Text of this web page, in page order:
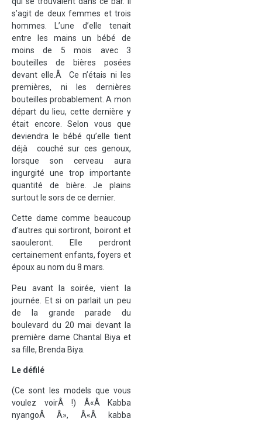
s’agit de deux femmes et trois
hommes. L’une d’elle tenait
entre les mains un bébé de
moins de 5 mois avec 3
bouteilles de bières posées
devant elle.Â Ce n’étais ni les
premières, ni les dernières
bouteilles probablement. A mon
départ du lieu, cette dernière y
était encore. Selon vous que
deviendra le bébé qu’elle tient
déjà couché sur ces genoux,
lorsque son cerveau aura
ingurgité une trop importante
quantité de bière. Je plains
surtout le sors de ce dernier.
Cette dame comme beaucoup
d’autres qui sortiront, boiront et
saouleront. Elle perdront
certainement enfants, foyers et
époux au nom du 8 mars.
Peu avant la soirée, vient la
journée. Et si on parlait un peu
de la grande parade du
boulevard du 20 mai devant la
première dame Chantal Biya et
sa fille, Brenda Biya.
Le défilé
(Ce sont les models que vous
voulez voirÂ !) Â«Â Kabba
nyangoÂ Â», Â«Â kabba